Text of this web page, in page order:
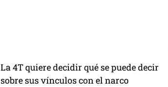
La 4T quiere decidir qué se puede decir
sobre sus vínculos con el narco